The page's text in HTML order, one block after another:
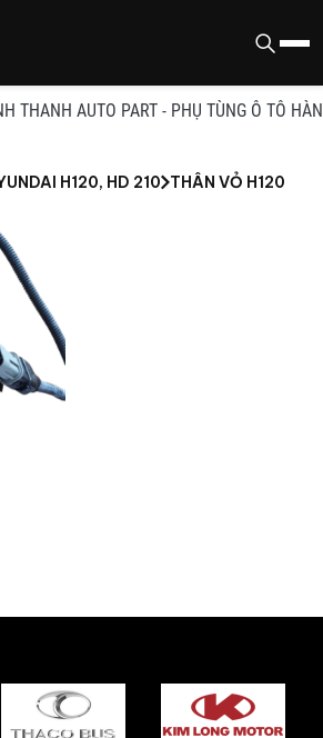
THANH AUTO PART - PHỤ TÙNG Ô TÔ
H120, HD 210 THÂN VỎ H120